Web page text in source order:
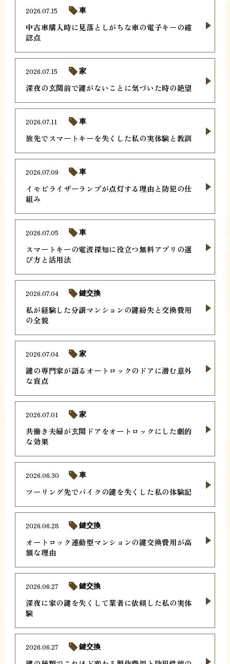
中古車購入時に見落としがちな車の電子キーの確
認点
2026.07.15 車
深夜の玄関前で鍵がないことに気づいた時の絶望
2026.07.15 家
旅先でスマートキーを失くした私の実体験と教訓
2026.07.11 車
イモビライザーランプが点灯する理由と防犯の仕
組み
2026.07.09 車
スマートキーの電波探知に役立つ無料アプリの選
び方と活用法
2026.07.05 車
私が経験した分譲マンションの鍵紛失と交換費用
の全貌
2026.07.04 鍵交換
鍵の専門家が語るオートロックのドアに潜む意外
な盲点
2026.07.04 家
共働き夫婦が玄関ドアをオートロックにした劇的
な効果
2026.07.01 家
ツーリング先でバイクの鍵を失くした私の体験記
2026.06.30 車
オートロック連動型マンションの鍵交換費用が高
額な理由
2026.06.28 鍵交換
深夜に家の鍵を失くして業者に依頼した私の実体
験
2026.06.27 鍵交換
2026.06.27 鍵交換